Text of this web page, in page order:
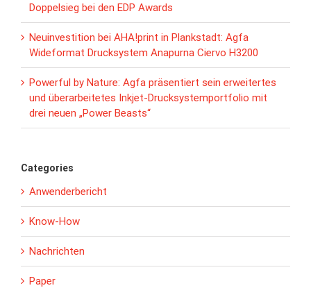
Doppelsieg bei den EDP Awards
Neuinvestition bei AHA!print in Plankstadt: Agfa
Wideformat Drucksystem Anapurna Ciervo H3200
Powerful by Nature: Agfa präsentiert sein erweitertes
und überarbeitetes Inkjet-Drucksystemportfolio mit
drei neuen „Power Beasts“
Categories
Anwenderbericht
Know-How
Nachrichten
Paper